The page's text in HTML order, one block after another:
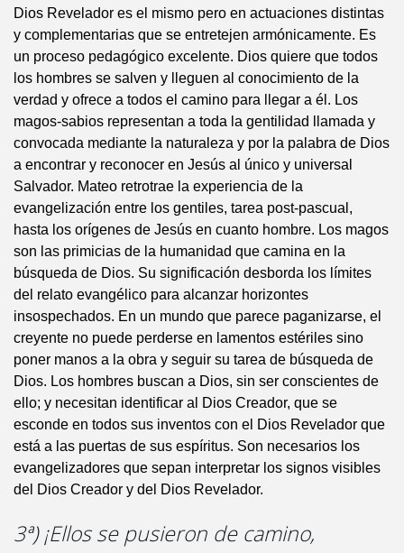
Dios Revelador es el mismo pero en actuaciones distintas
y complementarias que se entretejen armónicamente. Es
un proceso pedagógico excelente. Dios quiere que todos
los hombres se salven y lleguen al conocimiento de la
verdad y ofrece a todos el camino para llegar a él. Los
magos-sabios representan a toda la gentilidad llamada y
convocada mediante la naturaleza y por la palabra de Dios
a encontrar y reconocer en Jesús al único y universal
Salvador. Mateo retrotrae la experiencia de la
evangelización entre los gentiles, tarea post-pascual,
hasta los orígenes de Jesús en cuanto hombre. Los magos
son las primicias de la humanidad que camina en la
búsqueda de Dios. Su significación desborda los límites
del relato evangélico para alcanzar horizontes
insospechados. En un mundo que parece paganizarse, el
creyente no puede perderse en lamentos estériles sino
poner manos a la obra y seguir su tarea de búsqueda de
Dios. Los hombres buscan a Dios, sin ser conscientes de
ello; y necesitan identificar al Dios Creador, que se
esconde en todos sus inventos con el Dios Revelador que
está a las puertas de sus espíritus. Son necesarios los
evangelizadores que sepan interpretar los signos visibles
del Dios Creador y del Dios Revelador.
3ª) ¡Ellos se pusieron de camino,